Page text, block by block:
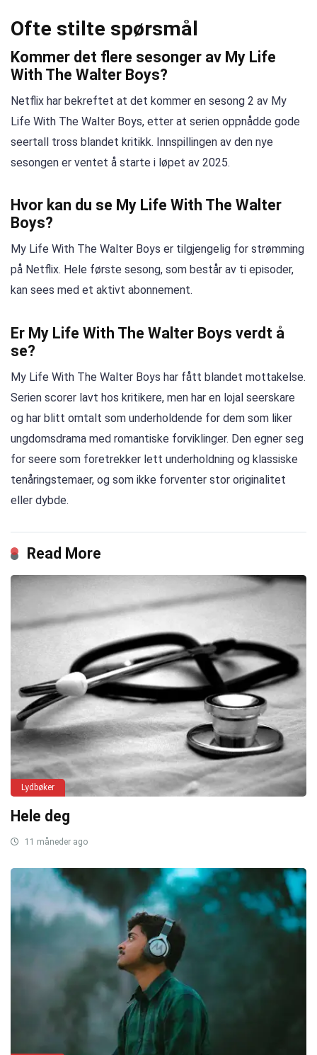
Ofte stilte spørsmål
Kommer det flere sesonger av My Life
With The Walter Boys?
Netflix har bekreftet at det kommer en sesong 2 av My
Life With The Walter Boys, etter at serien oppnådde gode
seertall tross blandet kritikk. Innspillingen av den nye
sesongen er ventet å starte i løpet av 2025.
Hvor kan du se My Life With The Walter
Boys?
My Life With The Walter Boys er tilgjengelig for strømming
på Netflix. Hele første sesong, som består av ti episoder,
kan sees med et aktivt abonnement.
Er My Life With The Walter Boys verdt å
se?
My Life With The Walter Boys har fått blandet mottakelse.
Serien scorer lavt hos kritikere, men har en lojal seerskare
og har blitt omtalt som underholdende for dem som liker
ungdomsdrama med romantiske forviklinger. Den egner seg
for seere som foretrekker lett underholdning og klassiske
tenåringstemaer, og som ikke forventer stor originalitet
eller dybde.
Read More
Lydbøker
Hele deg
11 måneder ago